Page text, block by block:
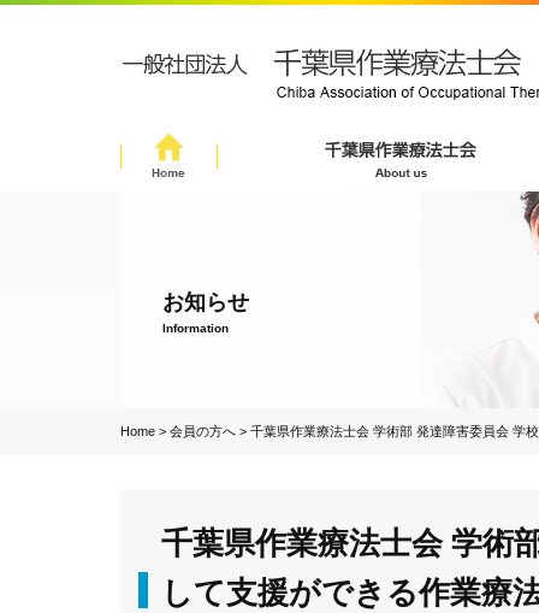
お知らせ
Information
Home > 会員の方へ > 千葉県作業療法士会 学術部 発達障害委員会 学
千葉県作業療法士会 学術
して支援ができる作業療